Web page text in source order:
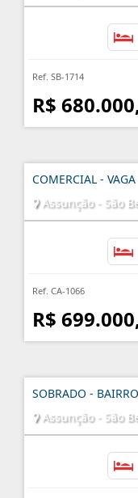
Ref. SB-1714
R$
COMERCIAL -
Assunção - São
Ref. CA-1066
R$
SOBRADO -
Assunção - São